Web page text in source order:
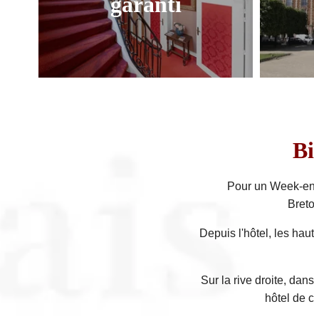
Economisez 15% par rapport à
Booking
Pour un Week-
Depuis l'hôtel, les
Sur la rive droite,
hôtel de